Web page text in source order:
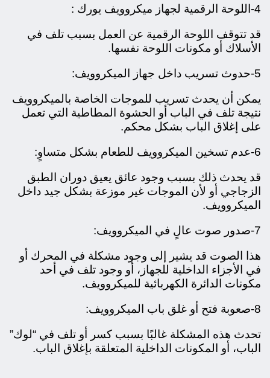
4-اللوحة الرقمية لجهاز ميكروويف يورك :
قد تتوقف اللوحة الرقمية عن العمل بسبب تلف في
الأسلاك أو مكونات اللوحة نفسها.
5-حدوث تسريب داخل جهاز الميكروويف:
يمكن أن يحدث تسريب للموجات الخاصة بالميكروويف
نتيجة تلف في الباب أو الحشوة المطاطية التي تعمل
على إغلاق الباب بشكل محكم.
6-عدم تسخين الميكروويف للطعام بشكل متساوٍ:
قد يحدث ذلك بسبب وجود عائق يعيق دوران الطبق
الزجاجي أو لأن الموجات غير موزعة بشكل جيد داخل
الميكروويف.
7-صدور صوت عالٍ في الميكروويف:
هذا الصوت قد يشير إلى وجود مشكلة في المحرك أو
في الأجزاء الداخلية للجهاز، أو وجود تلف في أحد
مكونات الدائرة الكهربائية للميكروويف.
8-صعوبة فتح أو غلق باب الميكروويف:
تحدث هذه المشكلة غالبًا بسبب كسر أو تلف في “لوك”
الباب، أو المكونات الداخلية المتعلقة بإغلاق الباب.